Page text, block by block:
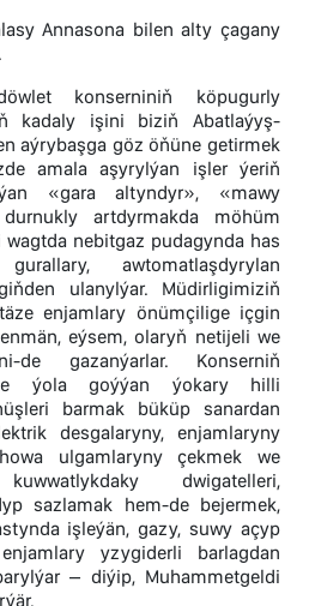
Annasona bilen alty çagany
konserniniň köpugurly
kadaly işini biziň Abatlaýyş-
aýrybaşga göz öňüne getirmek
amala aşyrylýan işler ýeriň
«gara altyndyr», «mawy
artdyrmakda möhüm
nebitgaz pudagynda has
awtomatlaşdyrylan
ulanylýar. Müdirligimiziň
enjamlary önümçilige içgin
eýsem, olaryň netijeli we
de gazanýarlar. Konserniň
ýola goýýan ýokary hilli
barmak büküp sanardan
desgalaryny, enjamlaryny
ulgamlaryny çekmek we
dwigatelleri,
sazlamak hem-de bejermek,
işleýän, gazy, suwy açyp
yzygiderli barlagdan
– diýip, Muhammetgeldi